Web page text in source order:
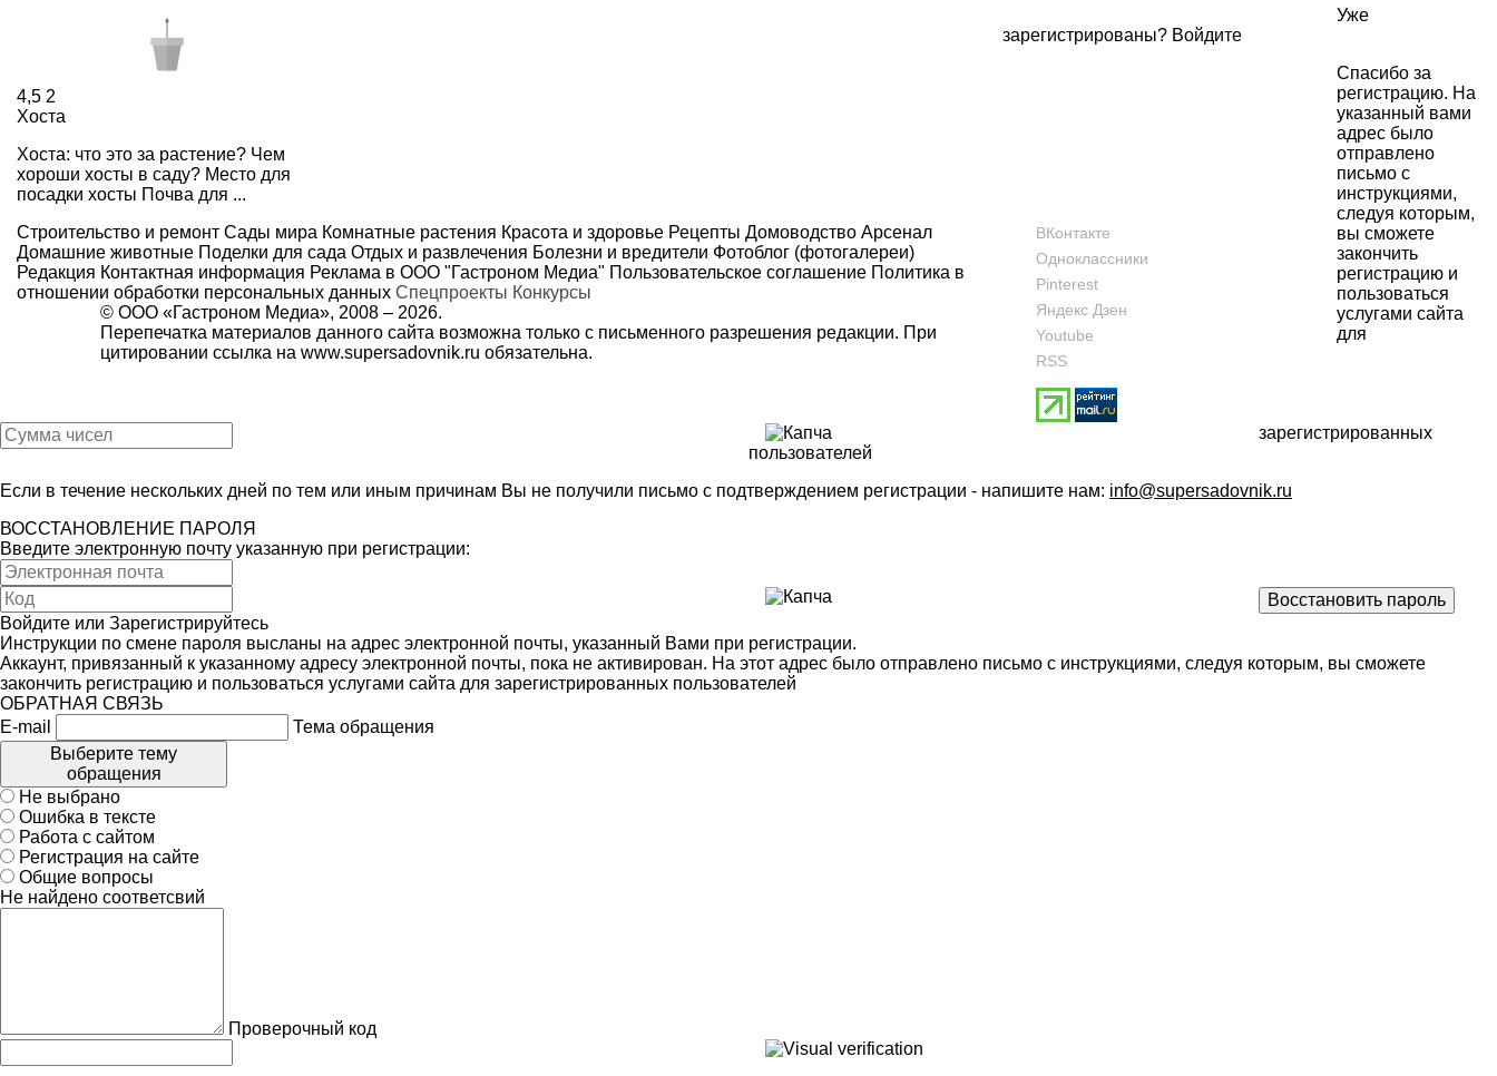
4,5 2
Хоста
Хоста: что это за растение? Чем
хороши хосты в саду? Место для
посадки хосты Почва для ...
Строительство и ремонт Сады мира Комнатные растения Красота и здоровье Рецепты Домоводство Арсенал
Домашние животные Поделки для сада Отдых и развлечения Болезни и вредители Фотоблог (фотогалереи)
Редакция Контактная информация Реклама в ООО "Гастроном Медиа" Пользовательское соглашение Политика в
отношении обработки персональных данных Спецпроекты Конкурсы
© ООО «Гастроном Медиа», 2008 – 2026.
Перепечатка материалов данного сайта возможна только с письменного разрешения редакции. При
цитировании ссылка на www.supersadovnik.ru обязательна.
ВКонтакте
Одноклассники
Pinterest
Яндекс Дзен
Youtube
RSS
Уже
зарегистрированы? Войдите
Спасибо за
регистрацию. На
указанный вами
адрес было
отправлено
письмо с
инструкциями,
следуя которым,
вы сможете
закончить
регистрацию и
пользоваться
услугами сайта
для
зарегистрированных
пользователей
Если в течение нескольких дней по тем или иным причинам Вы не получили письмо с подтверждением регистрации - напишите нам: info@supersadovnik.ru
ВОССТАНОВЛЕНИЕ ПАРОЛЯ
Введите электронную почту указанную при регистрации:
Войдите или Зарегистрируйтесь
Инструкции по смене пароля высланы на адрес электронной почты, указанный Вами при регистрации.
Аккаунт, привязанный к указанному адресу электронной почты, пока не активирован. На этот адрес было отправлено письмо с инструкциями, следуя которым, вы сможете
закончить регистрацию и пользоваться услугами сайта для зарегистрированных пользователей
ОБРАТНАЯ СВЯЗЬ
E-mail
Тема обращения
Выберите тему
обращения
Не выбрано
Ошибка в тексте
Работа с сайтом
Регистрация на сайте
Общие вопросы
Не найдено соответсвий
Проверочный код